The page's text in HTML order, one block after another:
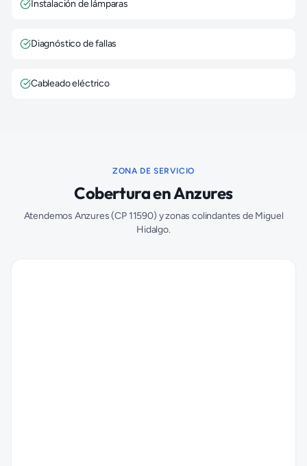
Instalación de lámparas
Diagnóstico de fallas
Cableado eléctrico
ZONA DE SERVICIO
Cobertura enAnzures
Atendemos Anzures(CP 11590) y zonas colindantes de Miguel
Hidalgo.